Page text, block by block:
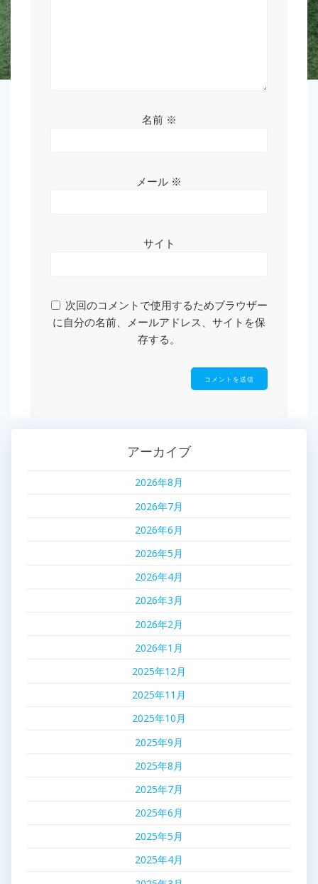
名前 ※
メール ※
サイト
次回のコメントで使用するためブラウザー
に自分の名前、メールアドレス、サイトを保
存する。
アーカイブ
2026年8月
2026年7月
2026年6月
2026年5月
2026年4月
2026年3月
2026年2月
2026年1月
2025年12月
2025年11月
2025年10月
2025年9月
2025年8月
2025年7月
2025年6月
2025年5月
2025年4月